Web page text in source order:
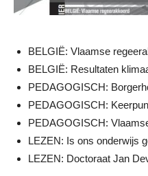
BELGIË: Vlaamse
BELGIË: Resultaten
PEDAGOGISCH:
PEDAGOGISCH:
PEDAGOGISCH:
LEZEN: Is ons onderwijs
LEZEN: Doctoraat Jan